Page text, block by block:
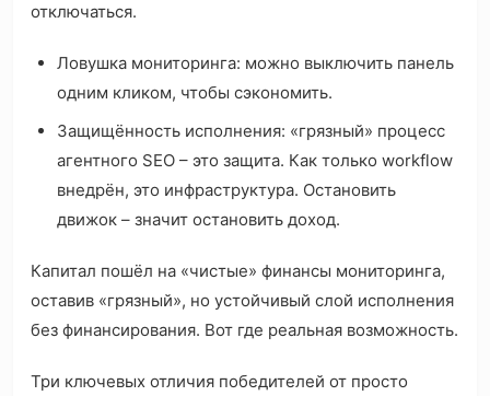
отключаться.
Ловушка мониторинга: можно выключить панель
одним кликом, чтобы сэкономить.
Защищённость исполнения: «грязный» процесс
агентного SEO – это защита. Как только workflow
внедрён, это инфраструктура. Остановить
движок – значит остановить доход.
Капитал пошёл на «чистые» финансы мониторинга,
оставив «грязный», но устойчивый слой исполнения
без финансирования. Вот где реальная возможность.
Три ключевых отличия победителей от просто